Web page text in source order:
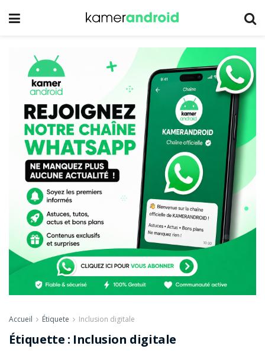
Accueil Étiquete Inclusion digitale
Étiquette : Inclusion digitale